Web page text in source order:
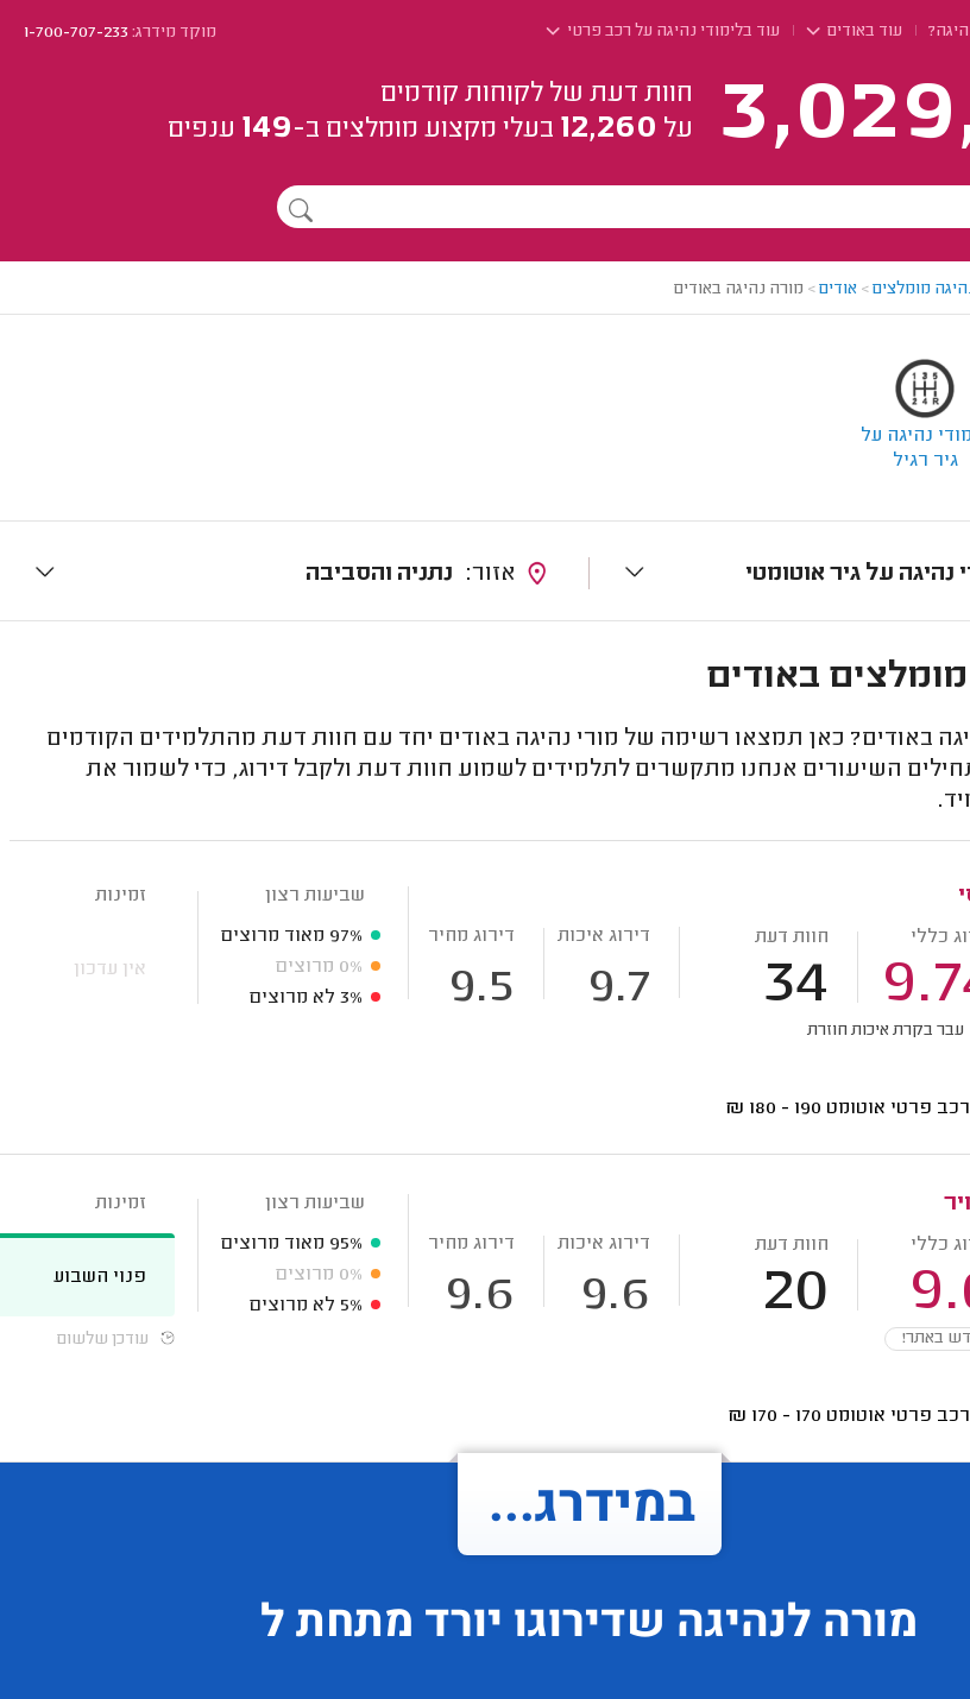
עוד באודים עוד בלימודי נהיגה על רכב פרטי מוקד מידרג:1-700-707-233
חוות דעת של לקוחות קודמים
על 12,260 בעלי מקצוע מומלצים ב-149 ענפים
מומלצים> אודים> מורה נהיגה באודים
נהיגה על
גיר רגיל
נהיגה על גיר אוטומטי נתניה והסביבה
מומלצים באודים
באודים? כאן תמצאו רשימה של מורי נהיגה באודים יחד עם חוות דעת מהתלמידים הקודמים
השיעורים אנחנו מתקשרים לתלמידים לשמוע חוות דעת ולקבל דירוג, כדי לשמור את
כללי חוות דעת
34
דירוג איכות
9.7
דירוג מחיר
9.5
עבר בקרת איכות חוזרת
שביעות רצון
97% מאוד מרוצים
0% מרוצים
3% לא מרוצים
זמינות
אין עדכון
פרטי אוטומט 190 - 180
₪
כללי חוות דעת
20
דירוג איכות
9.6
דירוג מחיר
9.6
באתר!
שביעות רצון
95% מאוד מרוצים
0% מרוצים
5% לא מרוצים
זמינות
פנוי השבוע
עודכן שלשום
פרטי אוטומט 170 - 170
₪
במידרג...
מורה לנהיגה שדירוגו יורד מתחת ל